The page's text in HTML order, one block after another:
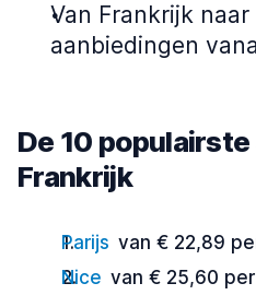
Van Frankrijk
aanbiedingen
De 10
Frankrijk
Parijs van € 22,89
Nice van € 25,60